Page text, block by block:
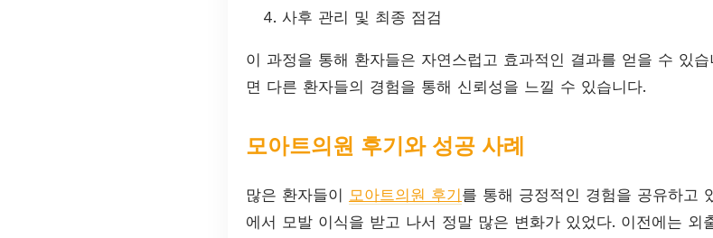
사후 관리 및 최종 점검
이 과정을 통해 환자들은 자연스럽고 효과적인 결과를 얻을 수 있
면 다른 환자들의 경험을 통해 신뢰성을 느낄 수 있습니다.
모아트의원 후기와 성공 사례
많은 환자들이 모아트의원 후기를 통해 긍정적인 경험을 공유하고
에서 모발 이식을 받고 나서 정말 많은 변화가 있었다. 이전에는 외